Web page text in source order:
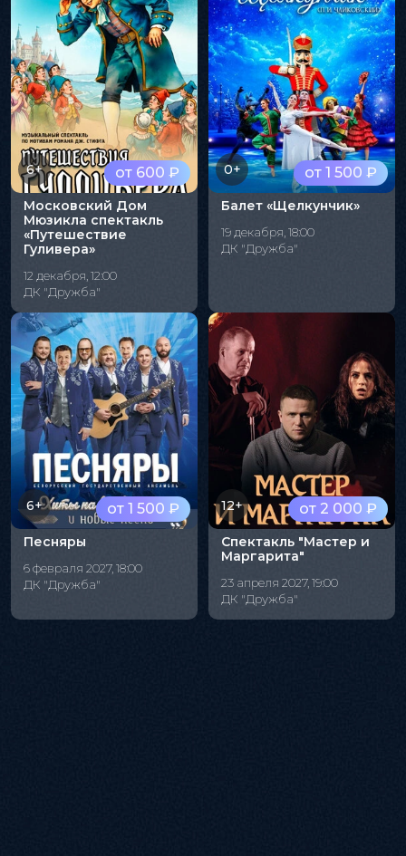
от 600 ₽
6+
Московский Дом
Мюзикла спектакль
«Путешествие
Гуливера»
12 декабря, 12:00
ДК "Дружба"
от 1 500 ₽
0+
Балет «Щелкунчик»
19 декабря, 18:00
ДК "Дружба"
от 1 500 ₽
6+
Песняры
6 февраля 2027, 18:00
ДК "Дружба"
от 2 000 ₽
12+
Спектакль "Мастер и
Маргарита"
23 апреля 2027, 19:00
ДК "Дружба"